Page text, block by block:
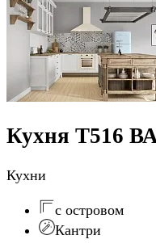
Кухня Т516
Кухни
с островом
Кантри